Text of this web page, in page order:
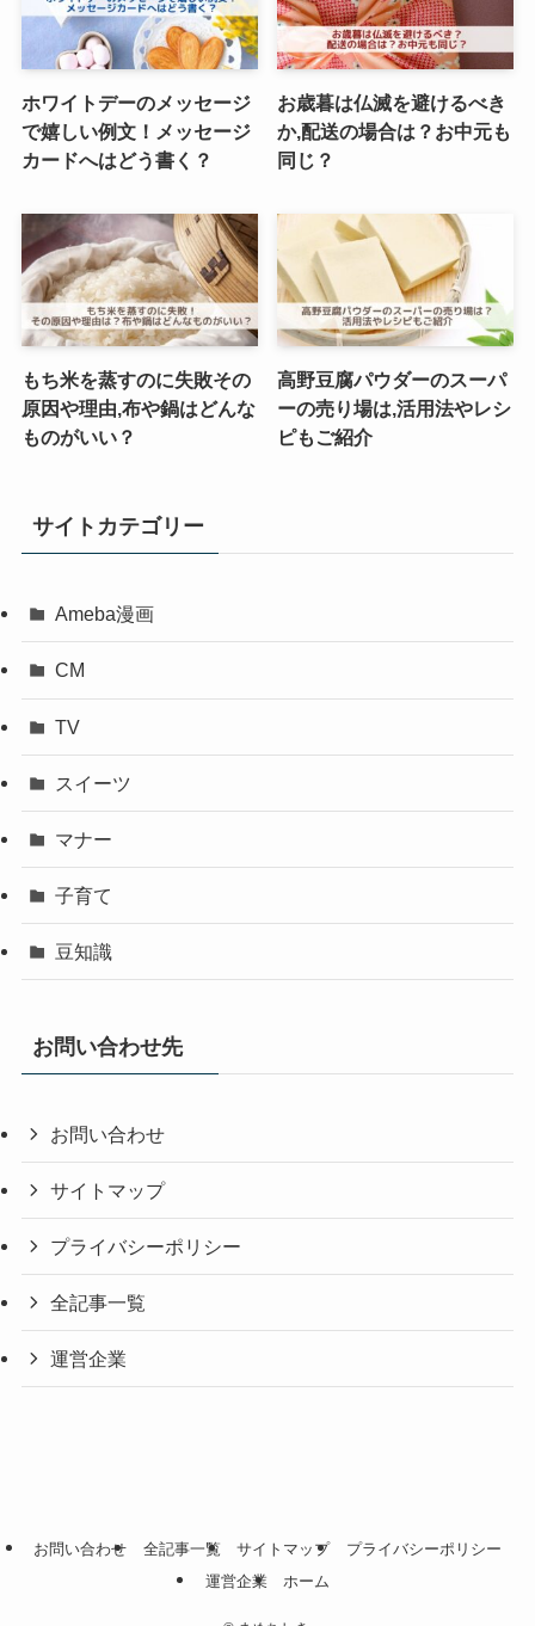
ホワイトデーのメッセージ
で嬉しい例文！メッセージ
カードへはどう書く？
お歳暮は仏滅を避けるべき
か,配送の場合は？お中元も
同じ？
もち米を蒸すのに失敗その
原因や理由,布や鍋はどんな
ものがいい？
高野豆腐パウダーのスーパ
ーの売り場は,活用法やレシ
ピもご紹介
サイトカテゴリー
Ameba漫画
CM
TV
スイーツ
マナー
子育て
豆知識
お問い合わせ先
お問い合わせ
サイトマップ
プライバシーポリシー
全記事一覧
運営企業
お問い合わせ 全記事一覧 サイトマップ
プライバシーポリシー
運営企業
ホーム